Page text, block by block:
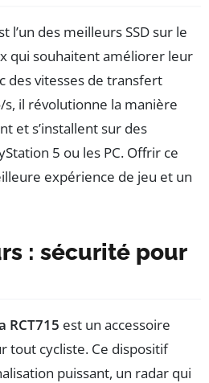
l’un des meilleurs SSD sur le
qui souhaitent améliorer leur
des vitesses de transfert
il révolutionne la manière
et s’installent sur des
5 ou les PC. Offrir ce
expérience de jeu et un
: sécurité pour
RCT715 est un accessoire
tout cycliste. Ce dispositif
puissant, un radar qui